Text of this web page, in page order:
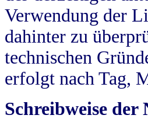
Verwendung der
dahinter zu
technischen
erfolgt nach Tag,
Schreibweise der